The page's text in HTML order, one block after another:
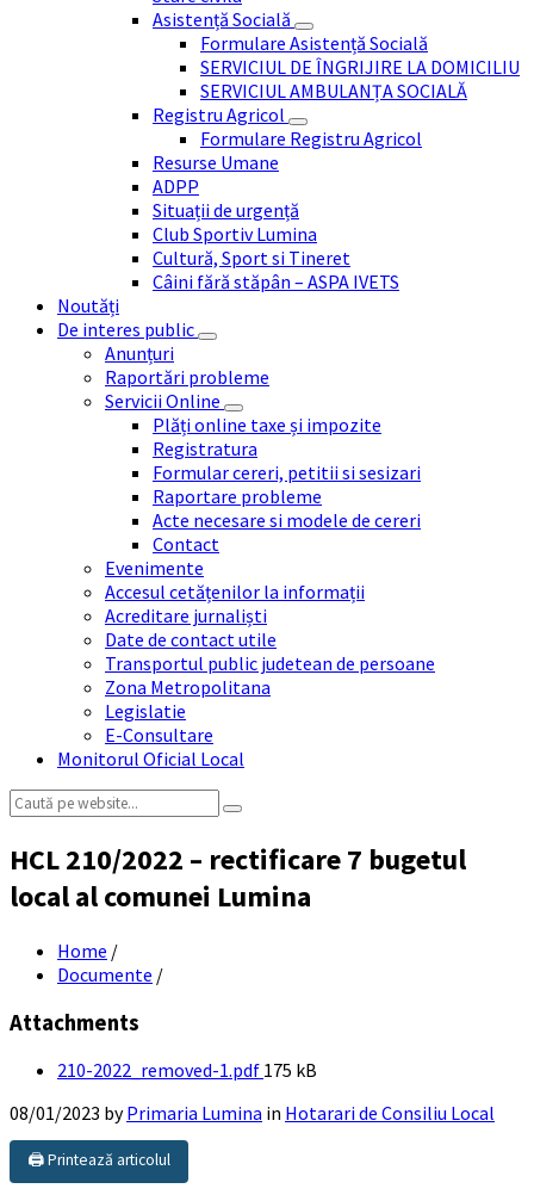
Asistență Socială
Formulare Asistență Socială
SERVICIUL DE ÎNGRIJIRE LA DOMICILIU
SERVICIUL AMBULANȚA SOCIALĂ
Registru Agricol
Formulare Registru Agricol
Resurse Umane
ADPP
Situații de urgență
Club Sportiv Lumina
Cultură, Sport si Tineret
Câini fără stăpân – ASPA IVETS
Noutăți
De interes public
Anunțuri
Raportări probleme
Servicii Online
Plăți online taxe și impozite
Registratura
Formular cereri, petitii si sesizari
Raportare probleme
Acte necesare si modele de cereri
Contact
Evenimente
Accesul cetățenilor la informații
Acreditare jurnaliști
Date de contact utile
Transportul public judetean de persoane
Zona Metropolitana
Legislatie
E-Consultare
Monitorul Oficial Local
Search:
HCL 210/2022 – rectificare 7 bugetul
local al comunei Lumina
Home /
Documente /
Attachments
210-2022_removed-1.pdf File
175 kB
08/01/2023 byPrimaria Lumina in Hotarari de Consiliu Local
🖨️ Printează articolul